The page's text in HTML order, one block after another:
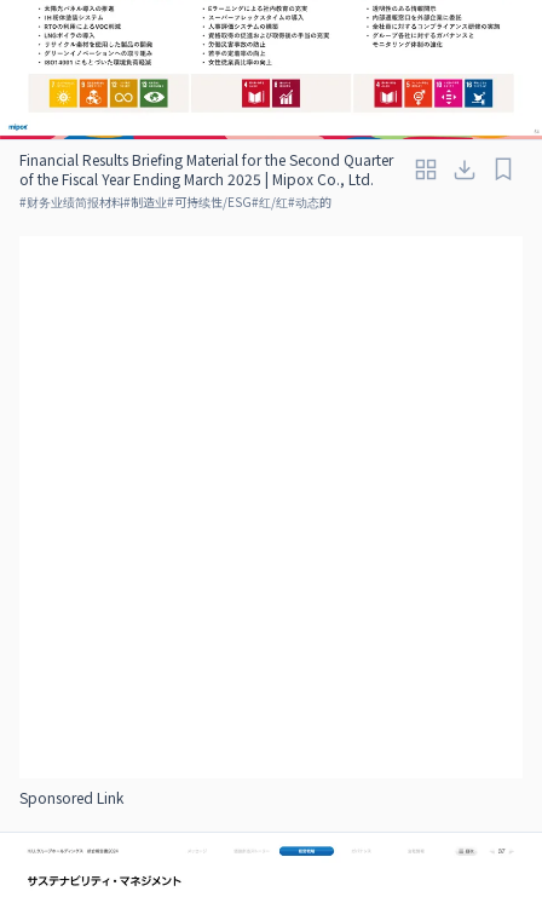
Financial Results Briefing Material for the Second Quarter
of the Fiscal Year Ending March 2025 | Mipox Co., Ltd.
#财务业绩简报材料#制造业#可持续性/ESG#红/红#动态的
Sponsored Link